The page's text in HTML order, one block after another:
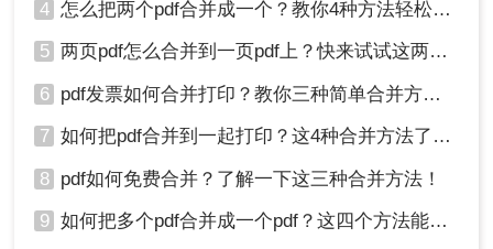
PDF文件合并成为一个完整的文件。无论是使用专
业的软件还是在线工具，都能帮助我们提高工作效
率，使我们的PDF文件整理更加方便。希望本文能
为您提供帮助，祝您合并PDF文件顺利！
4 怎么把两个pdf合并成一个？教你4种方法轻松完成合并！
5 两页pdf怎么合并到一页pdf上？快来试试这两种方法吧！
6 pdf发票如何合并打印？教你三种简单合并方法！
7 如何把pdf合并到一起打印？这4种合并方法了解一下！
8 pdf如何免费合并？了解一下这三种合并方法！
9 如何把多个pdf合并成一个pdf？这四个方法能帮助大家！